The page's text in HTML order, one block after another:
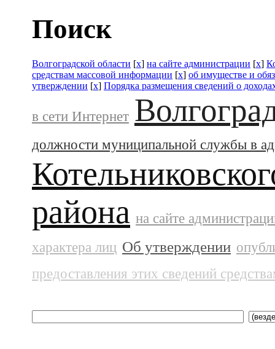
Поиск
Волгоградской области [x] на сайте администрации [x]
средствам массовой информации [x] об имуществе и
утверждении [x] Порядка размещения сведений о
в сети Интернет
должности муниципальной службы в
района на сайте
характера лиц Об утверждении
предоставления этих сведений